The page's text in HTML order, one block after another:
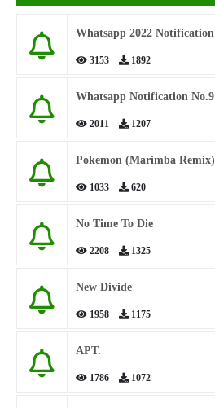
Whatsapp 2022 Notification
3153 1892
Whatsapp Notification No.9
2011 1207
Pokemon (Marimba Remix)
1033 620
No Time To Die
2208 1325
New Divide
1958 1175
APT.
1786 1072